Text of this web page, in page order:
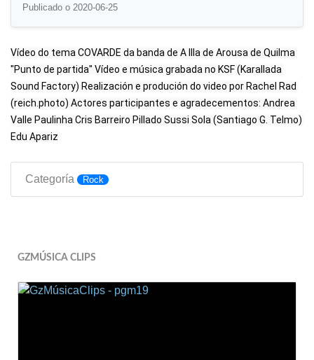
Publicado o 2020-06-25
Vídeo do tema COVARDE da banda de A Illa de Arousa de Quilma
"Punto de partida" Vídeo e música grabada no KSF (Karallada
Sound Factory) Realización e produción do video por Rachel Rad
(reich.photo) Actores participantes e agradecementos: Andrea
Valle Paulinha Cris Barreiro Pillado Sussi Sola (Santiago G. Telmo)
Edu Apariz
Categoría Rock
GZMÚSICA CLIPS